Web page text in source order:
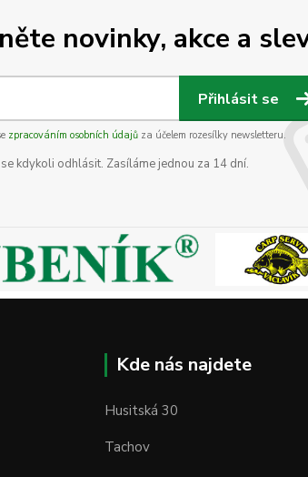
novinky, akce a
Přihlásit se
zpracováním osobních údajůza účelem rozesílky newsletteru.
kdykoli odhlásit. Zasíláme jednou za 14 dní.
Kde nás najdete
Husitská 30
Tachov